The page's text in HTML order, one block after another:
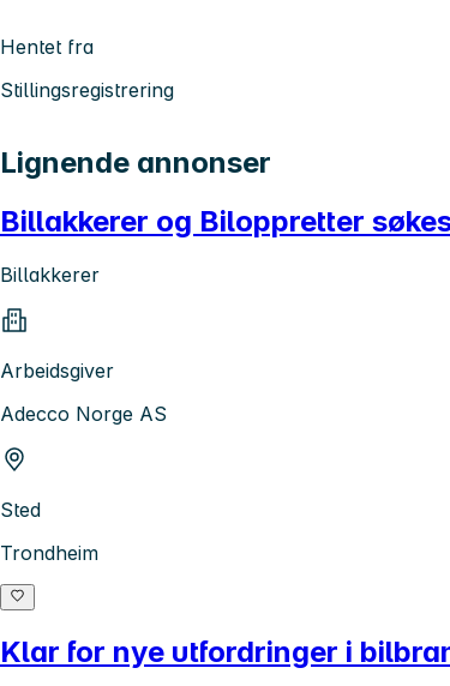
Hentet fra
Stillingsregistrering
Lignende annonser
Billakkerer og Biloppretter
Billakkerer
Arbeidsgiver
Adecco Norge AS
Sted
Trondheim
Klar for nye utfordringer i